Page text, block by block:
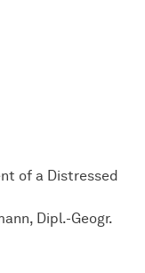
of a Distressed
Dipl.-Geogr.